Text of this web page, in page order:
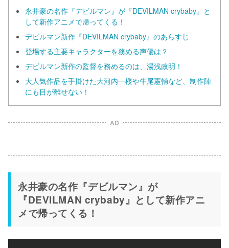
永井豪の名作『デビルマン』が『DEVILMAN crybaby』と
して新作アニメで帰ってくる！
デビルマン新作『DEVILMAN crybaby』のあらすじ
登場する主要キャラクターを務める声優は？
デビルマン新作の監督を務めるのは、湯浅政明！
大人気作品を手掛けた大河内一楼や牛尾憲輔など、制作陣
にも目が離せない！
AD
永井豪の名作『デビルマン』が
『DEVILMAN crybaby』として新作アニ
メで帰ってくる！